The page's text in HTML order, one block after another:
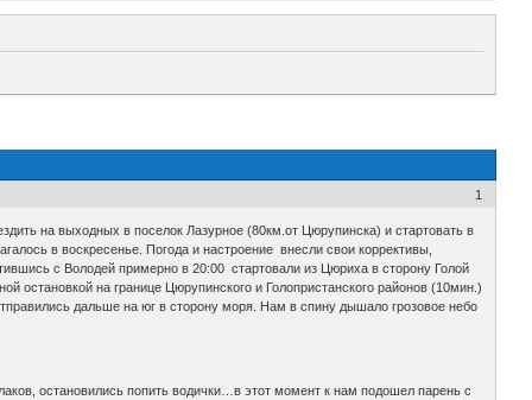
1
на выходных в поселок Лазурное (80км.от Цюрупинска) и стартовать в
в воскресенье. Погода и настроение внесли свои коррективы,
с Володей примерно в 20:00 стартовали из Цюриха в сторону Голой
остановкой на границе Цюрупинского и Голопристанского районов (10мин.)
дальше на юг в сторону моря. Нам в спину дышало грозовое небо
остановились попить водички…в этот момент к нам подошел парень с